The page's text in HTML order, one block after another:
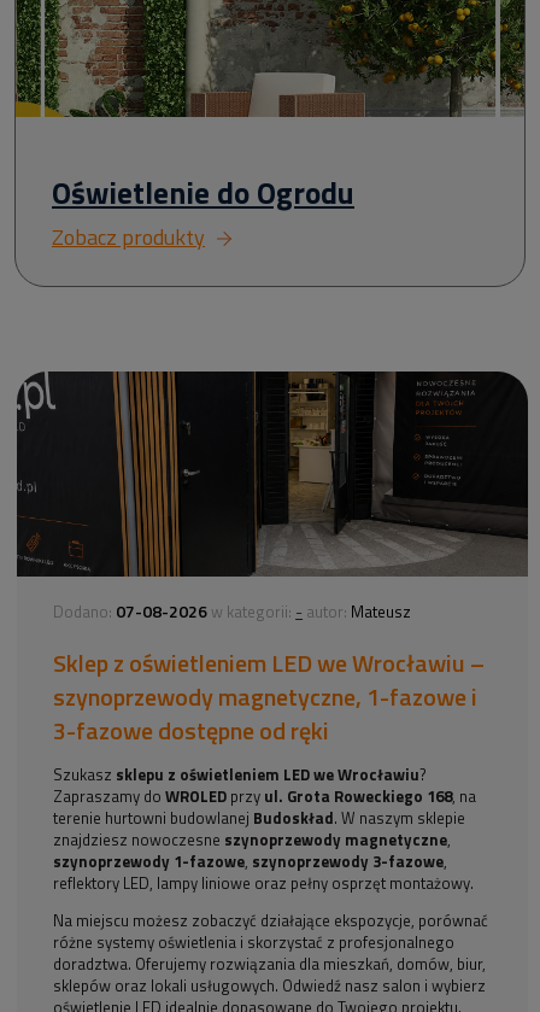
Oświetlenie do Ogrodu
Zobacz produkty
Dodano: 07-08-2026 w kategorii: - autor: Mateusz
Sklep z oświetleniem LED we Wrocławiu –
szynoprzewody magnetyczne, 1-fazowe i
3-fazowe dostępne od ręki
Szukasz sklepu z oświetleniem LED we Wrocławiu?
Zapraszamy doWROLED przy ul. Grota Roweckiego 168, na
terenie hurtowni budowlanej Budoskład. W naszym sklepie
znajdziesz nowoczesne szynoprzewody magnetyczne,
szynoprzewody 1-fazowe, szynoprzewody 3-fazowe,
reflektory LED, lampy liniowe oraz pełny osprzęt montażowy.
Na miejscu możesz zobaczyć działające ekspozycje, porównać
różne systemy oświetlenia i skorzystać z profesjonalnego
doradztwa. Oferujemy rozwiązania dla mieszkań, domów, biur,
sklepów oraz lokali usługowych. Odwiedź nasz salon i wybierz